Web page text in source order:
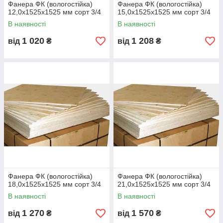
шорстка поверхня
чорнові роботи
📌 Для меблів і декору краще I/II або II/III, для будівельних і
🧪 Фізико-механічні характеристики
Густина
640–680 кг/м³
Вологість
8–12 %
Межа міцності на вигин
≥ 60 МПа
Стійкість до води
24 год при 20 °C
Клас емісії формальдегіду
E1
EN 636-2 / EN 314-2
📌 Фанера ФК екологічна (клас E1), безпечна для житлових і
декоративних робіт.
🧱Порівняння фанери ФК, ФСФ та ОСБ
Фанера ФК (вологостійка)
12,0х1525х1525 мм сорт 3/4
В наявності
від 1 020 ₴
Фанера ФК (вологостійка)
15,0х1525х1525 мм сорт 3/4
В наявності
від 1 208 ₴
Фанера ФК (вологостійка)
18,0х1525х1525 мм сорт 3/4
В наявності
від 1 270 ₴
Фанера ФК (вологостійка)
21,0х1525х1525 мм сорт 3/4
В наявності
від 1 570 ₴